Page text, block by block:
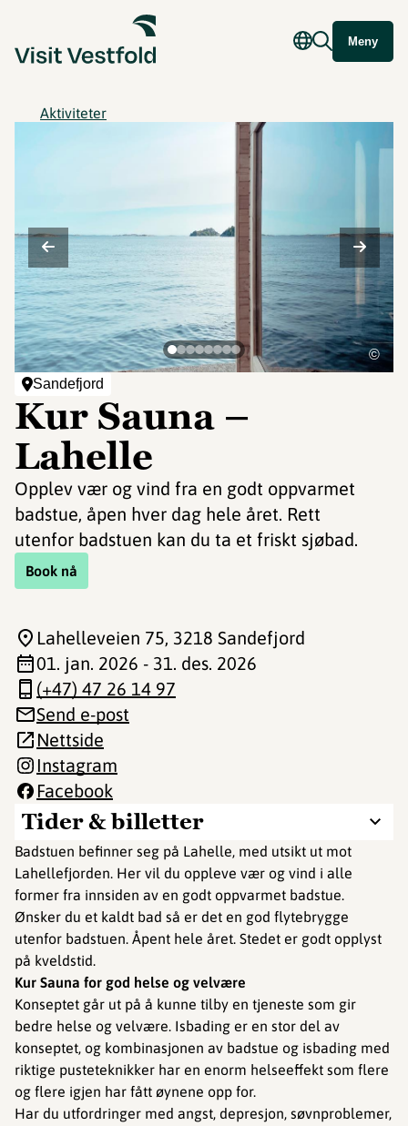
Meny
Aktiviteter
Sandefjord
Kur Sauna –
Lahelle
Opplev vær og vind fra en godt oppvarmet
badstue, åpen hver dag hele året. Rett
utenfor badstuen kan du ta et friskt sjøbad.
Book nå
©
Tider & billetter
Badstuen befinner seg på Lahelle, med utsikt ut mot
Lahellefjorden. Her vil du oppleve vær og vind i alle
former fra innsiden av en godt oppvarmet badstue.
Ønsker du et kaldt bad så er det en god flytebrygge
utenfor badstuen. Åpent hele året. Stedet er godt opplyst
på kveldstid.
Kur Sauna for god helse og velvære
Konseptet går ut på å kunne tilby en tjeneste som gir
bedre helse og velvære. Isbading er en stor del av
konseptet, og kombinasjonen av badstue og isbading med
riktige pusteteknikker har en enorm helseeffekt som flere
og flere igjen har fått øynene opp for.
Har du utfordringer med angst, depresjon, søvnproblemer,
Lahelleveien 75, 3218 Sandefjord
01. jan. 2026 - 31. des. 2026
(+47) 47 26 14 97
Send e-post
Nettside
Instagram
Facebook